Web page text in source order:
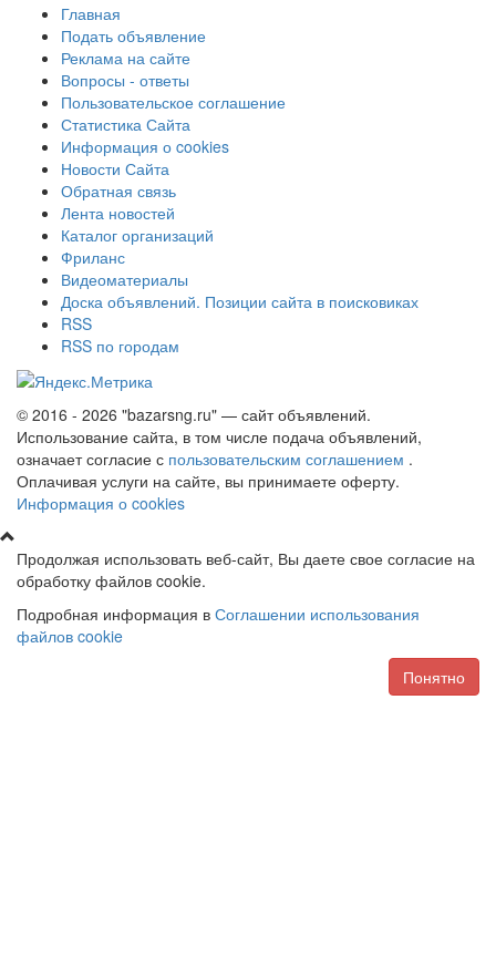
Главная
Подать объявление
Реклама на сайте
Вопросы - ответы
Пользовательское соглашение
Статистика Сайта
Информация о cookies
Новости Сайта
Обратная связь
Лента новостей
Каталог организаций
Фриланс
Видеоматериалы
Доска объявлений. Позиции сайта в поисковиках
RSS
RSS по городам
© 2016 - 2026 "bazarsng.ru" — сайт объявлений.
Использование сайта, в том числе подача объявлений,
означает согласие с пользовательским соглашением .
Оплачивая услуги на сайте, вы принимаете оферту.
Информация о cookies
Продолжая использовать веб-сайт, Вы даете свое согласие на
обработку файлов cookie.
Подробная информация в Соглашении использования
файлов cookie
Понятно